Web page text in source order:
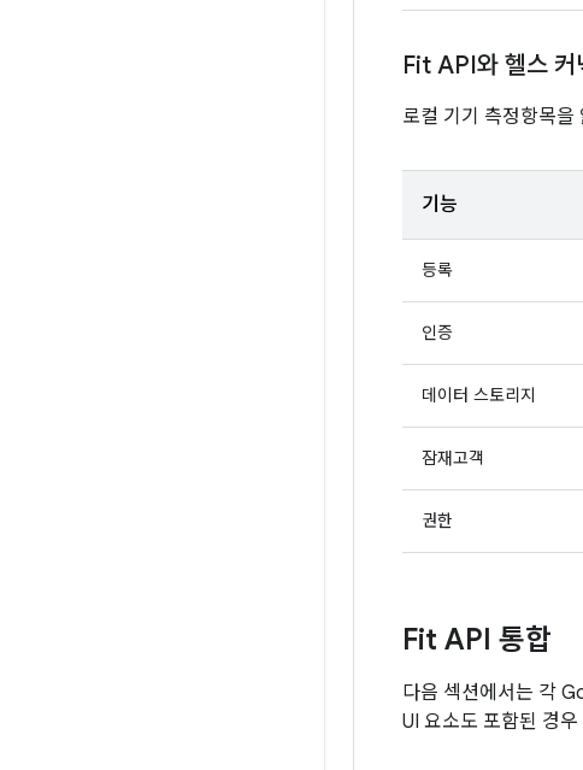
Fit API와 헬스 커
로컬 기기 측정항목
기능
등록
인증
데이터 스토리지
잠재고객
권한
Fit API 통합
다음 섹션에서는 각
UI 요소도 포함된 경우